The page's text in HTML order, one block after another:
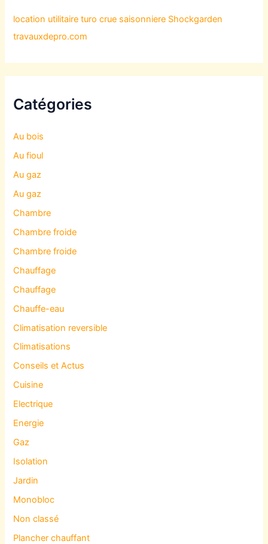
location utilitaire turo crue saisonniere Shockgarden
travauxdepro.com
Catégories
Au bois
Au fioul
Au gaz
Au gaz
Chambre
Chambre froide
Chambre froide
Chauffage
Chauffage
Chauffe-eau
Climatisation reversible
Climatisations
Conseils et Actus
Cuisine
Electrique
Energie
Gaz
Isolation
Jardin
Monobloc
Non classé
Plancher chauffant